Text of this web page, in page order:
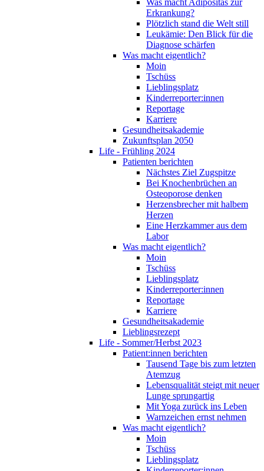
Was macht Adipositas zur
Erkrankung?
Plötzlich stand die Welt still
Leukämie: Den Blick für die
Diagnose schärfen
Was macht eigentlich?
Moin
Tschüss
Lieblingsplatz
Kinderreporter:innen
Reportage
Karriere
Gesundheitsakademie
Zukunftsplan 2050
Life - Frühling 2024
Patienten berichten
Nächstes Ziel Zugspitze
Bei Knochenbrüchen an
Osteoporose denken
Herzensbrecher mit halbem
Herzen
Eine Herzkammer aus dem
Labor
Was macht eigentlich?
Moin
Tschüss
Lieblingsplatz
Kinderreporter:innen
Reportage
Karriere
Gesundheitsakademie
Lieblingsrezept
Life - Sommer/Herbst 2023
Patient:innen berichten
Tausend Tage bis zum letzten
Atemzug
Lebensqualität steigt mit neuer
Lunge sprungartig
Mit Yoga zurück ins Leben
Warnzeichen ernst nehmen
Was macht eigentlich?
Moin
Tschüss
Lieblingsplatz